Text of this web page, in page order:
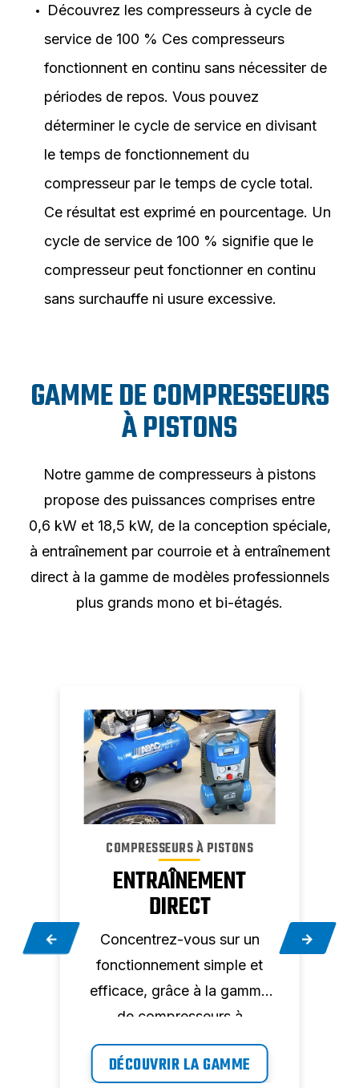
Découvrez les compresseurs à cycle de
service de 100 % Ces compresseurs
fonctionnent en continu sans nécessiter de
périodes de repos. Vous pouvez
déterminer le cycle de service en divisant
le temps de fonctionnement du
compresseur par le temps de cycle total.
Ce résultat est exprimé en pourcentage. Un
cycle de service de 100 % signifie que le
compresseur peut fonctionner en continu
sans surchauffe ni usure excessive.
GAMME DE COMPRESSEURS
À PISTONS
Notre gamme de compresseurs à pistons
propose des puissances comprises entre
0,6 kW et 18,5 kW, de la conception spéciale,
à entraînement par courroie et à entraînement
direct à la gamme de modèles professionnels
plus grands mono et bi-étagés.
COMPRESSEURS À PISTONS
ENTRAÎNEMENT
DIRECT
Concentrez-vous sur un
fonctionnement simple et
efficace, grâce à la gamme
de compresseurs à
entraînement direct ABAC.
DÉCOUVRIR LA GAMME